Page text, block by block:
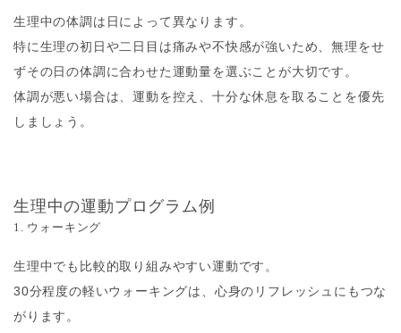
生理中の体調は日によって異なります。
特に生理の初日や二日目は痛みや不快感が強いため、無理をせ
ずその日の体調に合わせた運動量を選ぶことが大切です。
体調が悪い場合は、運動を控え、十分な休息を取ることを優先
しましょう。
生理中の運動プログラム例
1. ウォーキング
生理中でも比較的取り組みやすい運動です。
30分程度の軽いウォーキングは、心身のリフレッシュにもつな
がります。